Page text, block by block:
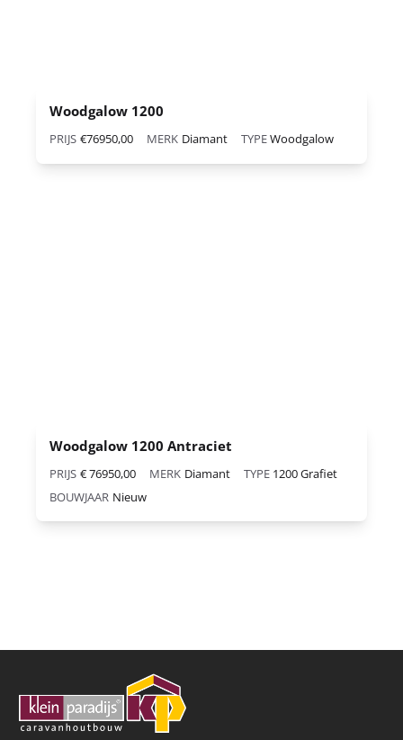
Woodgalow 1200
PRIJS €76950,00 MERK Diamant TYPE Woodgalow
Woodgalow 1200 Antraciet
PRIJS € 76950,00 MERK Diamant TYPE 1200 Grafiet
BOUWJAAR Nieuw